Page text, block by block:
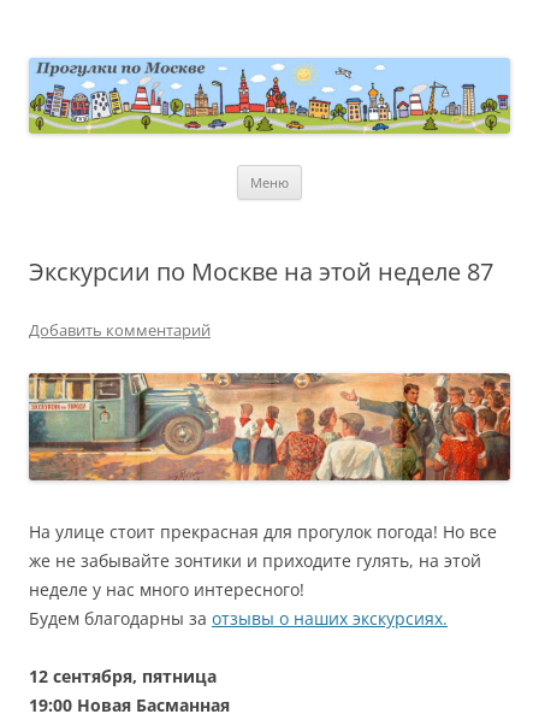
Меню
Экскурсии по Москве на этой неделе 87
Добавить комментарий
На улице стоит прекрасная для прогулок погода! Но все
же не забывайте зонтики и приходите гулять, на этой
неделе у нас много интересного!
Будем благодарны за отзывы о наших экскурсиях.
12 сентября, пятница
19:00 Новая Басманная